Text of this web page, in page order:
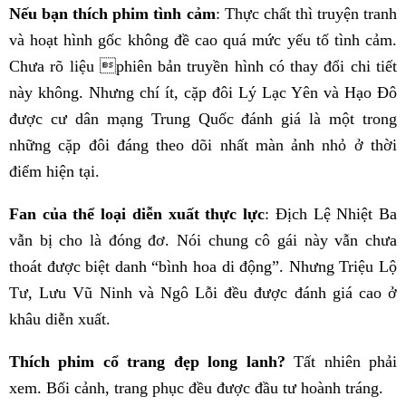
Nếu bạn thích phim tình cảm: Thực chất thì truyện tranh
và hoạt hình gốc không đề cao quá mức yếu tố tình cảm.
Chưa rõ liệu phiên bản truyền hình có thay đổi chi tiết
này không. Nhưng chí ít, cặp đôi Lý Lạc Yên và Hạo Đô
được cư dân mạng Trung Quốc đánh giá là một trong
những cặp đôi đáng theo dõi nhất màn ảnh nhỏ ở thời
điểm hiện tại.
Fan của thể loại diễn xuất thực lực: Địch Lệ Nhiệt Ba
vẫn bị cho là đóng đơ. Nói chung cô gái này vẫn chưa
thoát được biệt danh “bình hoa di động”. Nhưng Triệu Lộ
Tư, Lưu Vũ Ninh và Ngô Lỗi đều được đánh giá cao ở
khâu diễn xuất.
Thích phim cổ trang đẹp long lanh?Tất nhiên phải
xem. Bối cảnh, trang phục đều được đầu tư hoành tráng.